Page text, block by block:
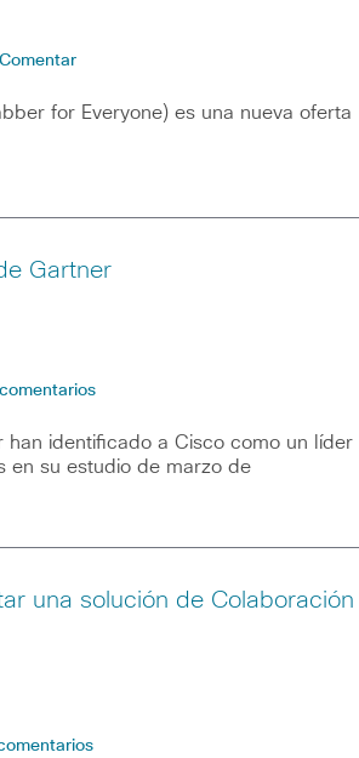
for Everyone) es una nueva oferta
Gartner
han identificado a Cisco como un líder
en su estudio de marzo de
una solución de Colaboración